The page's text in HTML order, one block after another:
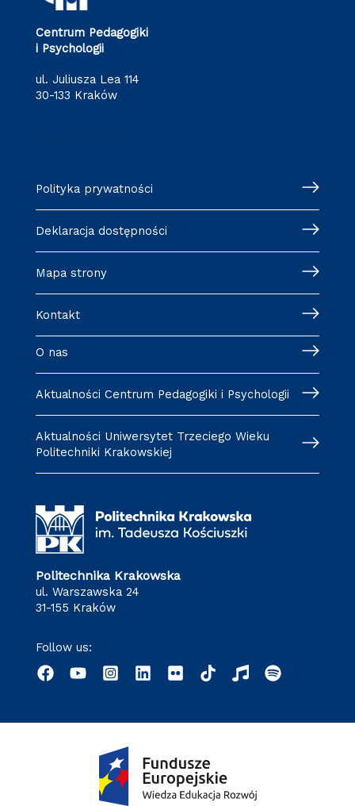
Centrum Pedagogiki
i Psychologii
ul. Juliusza Lea 114
30-133 Kraków
Polityka prywatności
Deklaracja dostępności
Mapa strony
Kontakt
O nas
Aktualności Centrum Pedagogiki i Psychologii
Aktualności Uniwersytet Trzeciego Wieku
Politechniki Krakowskiej
Politechnika Krakowska
ul. Warszawska 24
31-155 Kraków
Follow us: